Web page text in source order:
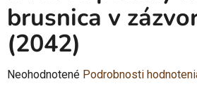
brusnica v
(2042)
Priemerné
Neohodnotené Podrobnosti